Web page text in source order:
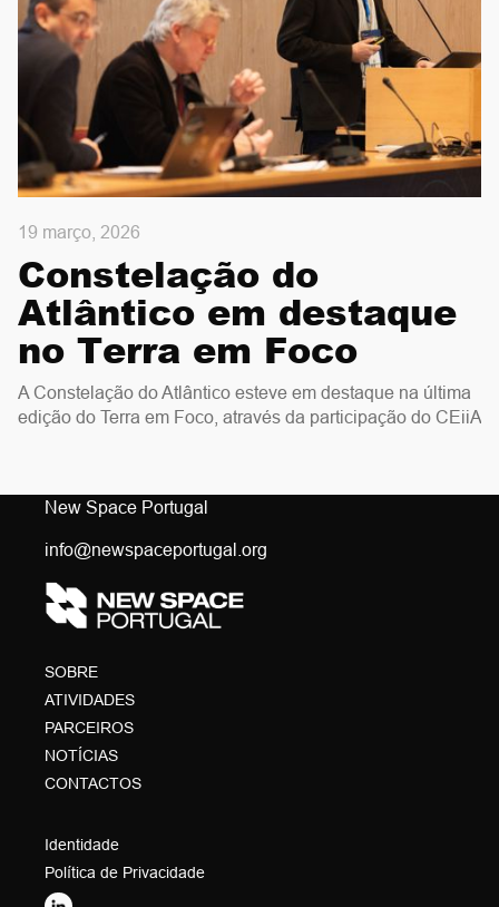
19 março, 2026
Constelação do
Atlântico em destaque
no Terra em Foco
A Constelação do Atlântico esteve em destaque na última
edição do Terra em Foco, através da participação do CEiiA
New Space Portugal
info@newspaceportugal.org
SOBRE
ATIVIDADES
PARCEIROS
NOTÍCIAS
CONTACTOS
Identidade
Política de Privacidade